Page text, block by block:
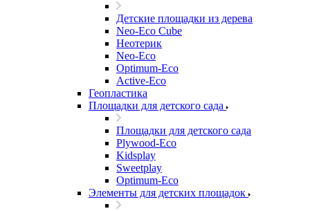
Детские площадки из дерева
Neo-Eco Cube
Неотерик
Neo-Eco
Оptimum-Еco
Active-Eco
Геопластика
Площадки для детского сада
Площадки для детского сада
Plywood-Eco
Kidsplay
Sweetplay
Оptimum-Еco
Элементы для детских площадок